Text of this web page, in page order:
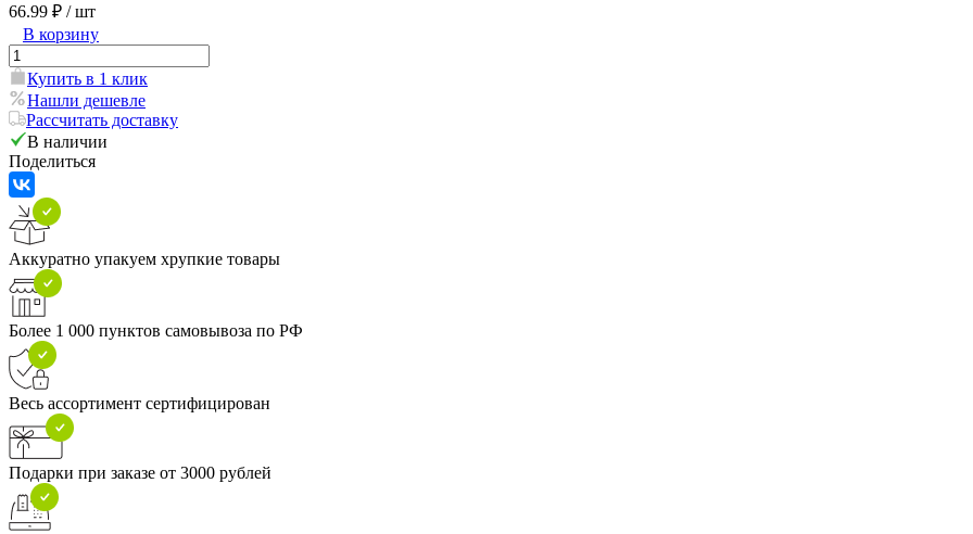
66.99 ₽ / шт
В корзину
Купить в 1 клик
Нашли дешевле
Рассчитать доставку
В наличии
Поделиться
Аккуратно упакуем хрупкие товары
Более 1 000 пунктов самовывоза по РФ
Весь ассортимент сертифицирован
Подарки при заказе от 3000 рублей